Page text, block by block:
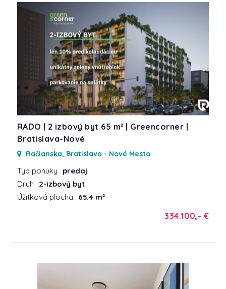
RADO | 2 izbový byt 65 m² | Greencorner |
Bratislava-Nové
Račianska, Bratislava - Nové Mesto
Typ ponuky
predaj
Druh
2-izbový byt
Úžitková plocha
65.4 m²
334.100,- €